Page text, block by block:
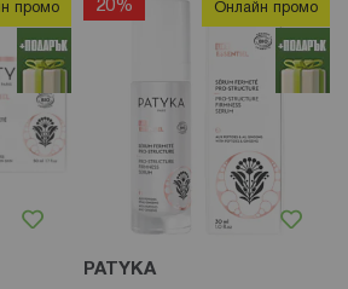
промо 20% Онлайн промо
PATYKA